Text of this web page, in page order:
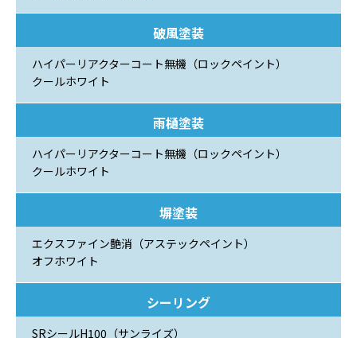
破風塗装
ハイパーリアクターコート無機（ロックペイント）
クールホワイト
雨樋塗装
ハイパーリアクターコート無機（ロックペイント）
クールホワイト
塀塗装
エクスファイン艶消（アステックペイント）
オフホワイト
シーリング
SRシールH100（サンライズ）